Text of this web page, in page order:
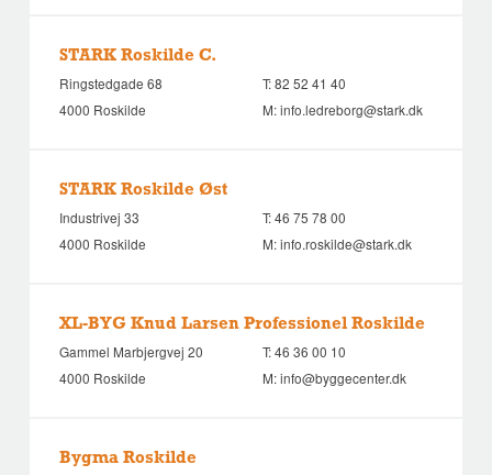
STARK Roskilde C.
Ringstedgade 68
4000 Roskilde
T:82 52 41 40
M:info.ledreborg@stark.dk
STARK Roskilde Øst
Industrivej 33
4000 Roskilde
T:46 75 78 00
M:info.roskilde@stark.dk
XL-BYG Knud Larsen Professionel Roskilde
Gammel Marbjergvej 20
4000 Roskilde
T:46 36 00 10
M:info@byggecenter.dk
Bygma Roskilde